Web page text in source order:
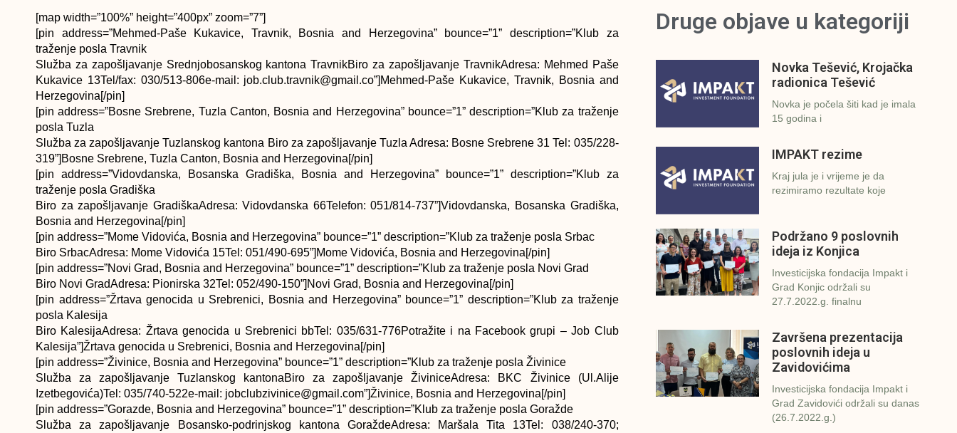
[map width=”100%” height=”400px” zoom=”7”]
[pin address=”Mehmed-Paše Kukavice, Travnik, Bosnia and Herzegovina” bounce=”1” description=”Klub za
traženje posla Travnik
Služba za zapošljavanje Srednjobosanskog kantona TravnikBiro za zapošljavanje TravnikAdresa: Mehmed Paše
Kukavice 13Tel/fax: 030/513-806e-mail: job.club.travnik@gmail.co”]Mehmed-Paše Kukavice, Travnik, Bosnia and
Herzegovina[/pin]
[pin address=”Bosne Srebrene, Tuzla Canton, Bosnia and Herzegovina” bounce=”1” description=”Klub za traženje
posla Tuzla
Služba za zapošljavanje Tuzlanskog kantona Biro za zapošljavanje Tuzla Adresa: Bosne Srebrene 31 Tel: 035/228-
319”]Bosne Srebrene, Tuzla Canton, Bosnia and Herzegovina[/pin]
[pin address=”Vidovdanska, Bosanska Gradiška, Bosnia and Herzegovina” bounce=”1” description=”Klub za
traženje posla Gradiška
Biro za zapošljavanje GradiškaAdresa: Vidovdanska 66Telefon: 051/814-737”]Vidovdanska, Bosanska Gradiška,
Bosnia and Herzegovina[/pin]
[pin address=”Mome Vidovića, Bosnia and Herzegovina” bounce=”1” description=”Klub za traženje posla Srbac
Biro SrbacAdresa: Mome Vidovića 15Tel: 051/490-695”]Mome Vidovića, Bosnia and Herzegovina[/pin]
[pin address=”Novi Grad, Bosnia and Herzegovina” bounce=”1” description=”Klub za traženje posla Novi Grad
Biro Novi GradAdresa: Pionirska 32Tel: 052/490-150”]Novi Grad, Bosnia and Herzegovina[/pin]
[pin address=”Žrtava genocida u Srebrenici, Bosnia and Herzegovina” bounce=”1” description=”Klub za traženje
posla Kalesija
Biro KalesijaAdresa: Žrtava genocida u Srebrenici bbTel: 035/631-776Potražite i na Facebook grupi – Job Club
Kalesija”]Žrtava genocida u Srebrenici, Bosnia and Herzegovina[/pin]
[pin address=”Živinice, Bosnia and Herzegovina” bounce=”1” description=”Klub za traženje posla Živinice
Služba za zapošljavanje Tuzlanskog kantonaBiro za zapošljavanje ŽiviniceAdresa: BKC Živinice (Ul.Alije
Izetbegovića)Tel: 035/740-522e-mail: jobclubzivinice@gmail.com”]Živinice, Bosnia and Herzegovina[/pin]
[pin address=”Gorazde, Bosnia and Herzegovina” bounce=”1” description=”Klub za traženje posla Goražde
Služba za zapošljavanje Bosansko-podrinjskog kantona GoraždeAdresa: Maršala Tita 13Tel: 038/240-370;
Druge objave u kategoriji
Novka Tešević, Krojačka
radionica Tešević
Novka je počela šiti kad je imala
15 godina i
IMPAKT rezime
Kraj jula je i vrijeme je da
rezimiramo rezultate koje
Podržano 9 poslovnih
ideja iz Konjica
Investicijska fondacija Impakt i
Grad Konjic održali su
27.7.2022.g. finalnu
Završena prezentacija
poslovnih ideja u
Zavidovićima
Investicijska fondacija Impakt i
Grad Zavidovići održali su danas
(26.7.2022.g.)